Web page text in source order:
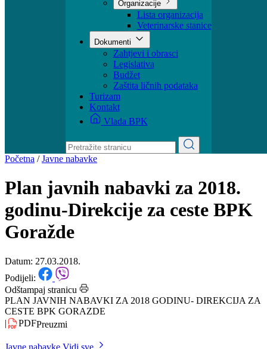
Sektori
Udruženja
Organizacije
Lista organizacija
Veterinarske stanice
Dokumenti
Zahtjevi i obrasci
Legislativa
Budžet
Zaštita ličnih podataka
Turizam
Kontakt
Vlada BPK
Početna / Javne nabavke
Plan javnih nabavki za 2018.
godinu-Direkcije za ceste BPK
Goražde
Datum: 27.03.2018.
Podijeli:
Odštampaj stranicu
CESTE BPK GORAZDE